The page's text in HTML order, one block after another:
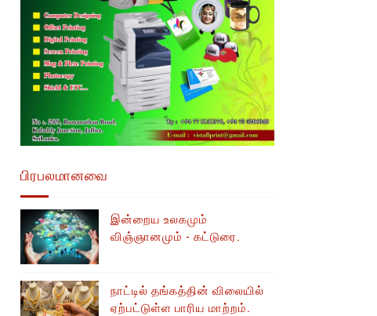
பிரபலமானவை
இன்றைய உலகமும்
விஞ்ஞானமும் - கட்டுரை.
நாட்டில் தங்கத்தின் விலையில்
ஏற்பட்டுள்ள பாரிய மாற்றம்.